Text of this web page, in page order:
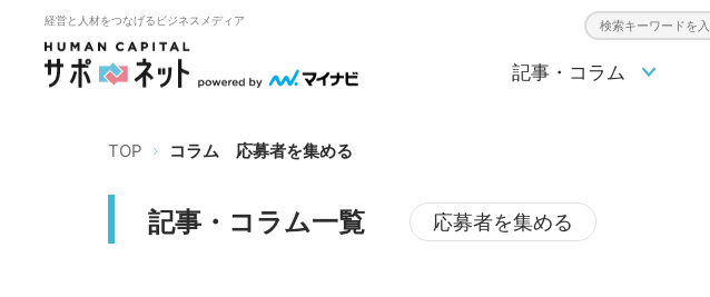
経営と人材をつなげるビジネスメディア
検索キーワー
記事・コラム
TOP コラム 応募者を集める
記事・コラム一覧 応募者を集める